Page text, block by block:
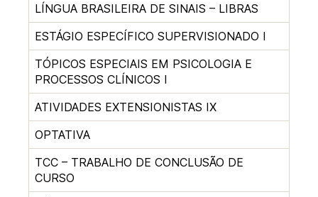
LÍNGUA BRASILEIRA DE SINAIS – LIBRAS
ESTÁGIO ESPECÍFICO SUPERVISIONADO I
TÓPICOS ESPECIAIS EM PSICOLOGIA E
PROCESSOS CLÍNICOS I
ATIVIDADES EXTENSIONISTAS IX
OPTATIVA
TCC – TRABALHO DE CONCLUSÃO DE
CURSO